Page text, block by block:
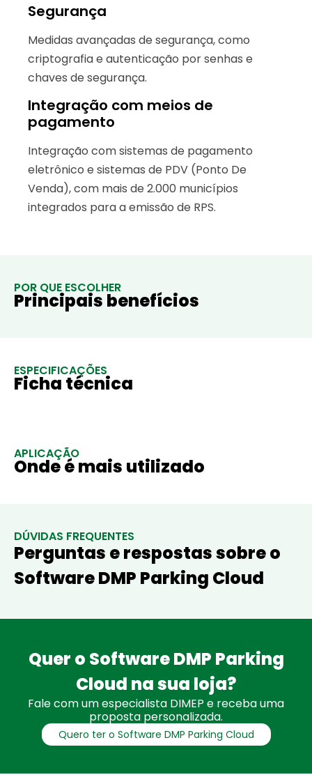
Segurança
Medidas avançadas de segurança, como
criptografia e autenticação por senhas e
chaves de segurança.
Integração com meios de
pagamento
Integração com sistemas de pagamento
eletrônico e sistemas de PDV (Ponto De
Venda), com mais de 2.000 municípios
integrados para a emissão de RPS.
POR QUE ESCOLHER
Principais benefícios
ESPECIFICAÇÕES
Ficha técnica
APLICAÇÃO
Onde é mais utilizado
DÚVIDAS FREQUENTES
Perguntas e respostas sobre o
Software DMP Parking Cloud
Quer o Software DMP Parking
Cloud na sua loja?
Fale com um especialista DIMEP e receba uma
proposta personalizada.
Quero ter o Software DMP Parking Cloud